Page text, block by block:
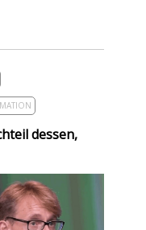
dessen,